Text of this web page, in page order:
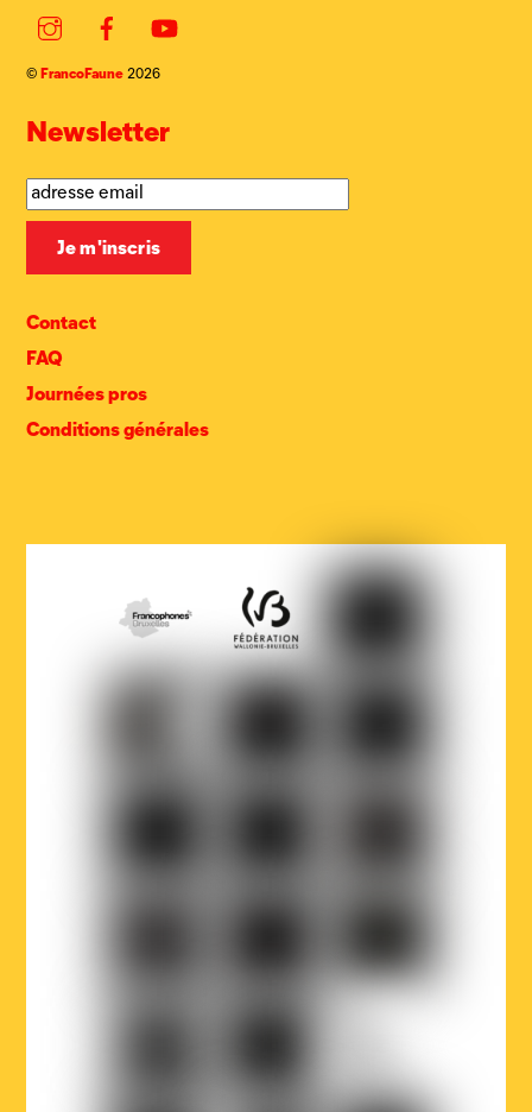
Instagram
© FrancoFaune 2026
Newsletter
Contact
FAQ
Journées pros
Conditions générales
COCOF
Fédération
Wallonie-
Bruxelles
Bruxelles
Région
de
Bruxelles-
Circuit
Première